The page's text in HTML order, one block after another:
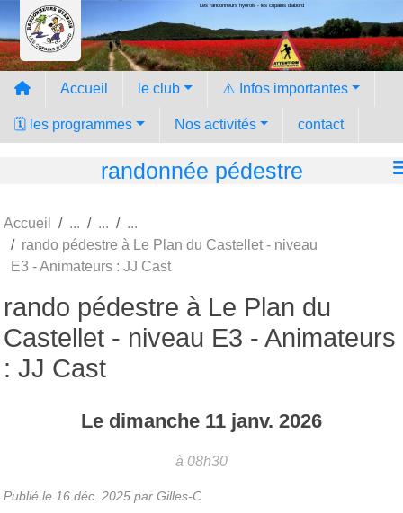
Les randonneurs hyèrois - les copains d'abord
Accueil le club ⚠️ Infos importantes
🗓️ les programmes Nos activités contact
randonnée pédestre
Accueil
rando pédestre à Le Plan du Castellet - niveau
E3 - Animateurs : JJ Cast
rando pédestre à Le Plan du
Castellet - niveau E3 - Animateurs
: JJ Cast
Le dimanche 11 janv. 2026
à 08h30
Publié le 16 déc. 2025 par Gilles-C
Panneau de gestion des cookies